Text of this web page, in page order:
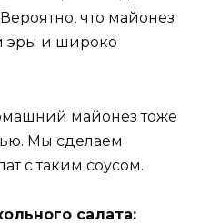
что майонез
эры и широко
майонез тоже
Мы сделаем
с таким соусом.
салата: